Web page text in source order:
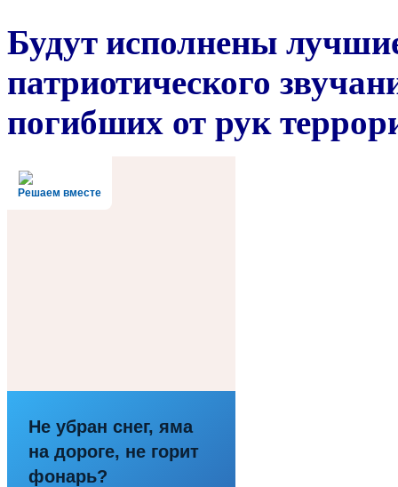
Будут исполнены
патриотического
погибших от рук
Решаем вместе
Не убран снег, яма
на дороге, не горит
фонарь?